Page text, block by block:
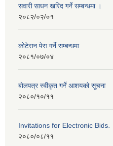
सवारी साधन खरिद गर्ने सम्बन्धमा ।
२०८२/०२/०१
कोटेसन पेस गर्ने सम्बन्धमा
२०८१/०७/०४
बोलपत्र स्वीकृत गर्ने आशयको सूचना
२०८०/१०/११
Invitations for Electronic Bids.
२०८०/०८/११